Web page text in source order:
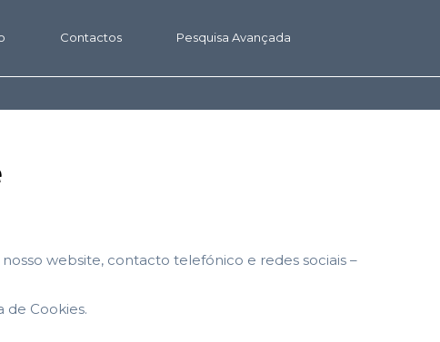
Contactos Pesquisa Avançada
website, contacto telefónico e redes sociais –
de Cookies.